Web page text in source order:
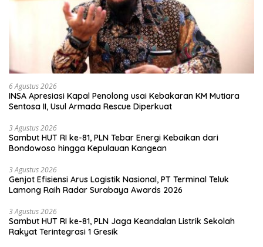
6 Agustus 2026
INSA Apresiasi Kapal Penolong usai Kebakaran KM Mutiara
Sentosa II, Usul Armada Rescue Diperkuat
3 Agustus 2026
Sambut HUT RI ke-81, PLN Tebar Energi Kebaikan dari
Bondowoso hingga Kepulauan Kangean
3 Agustus 2026
Genjot Efisiensi Arus Logistik Nasional, PT Terminal Teluk
Lamong Raih Radar Surabaya Awards 2026
3 Agustus 2026
Sambut HUT RI ke-81, PLN Jaga Keandalan Listrik Sekolah
Rakyat Terintegrasi 1 Gresik